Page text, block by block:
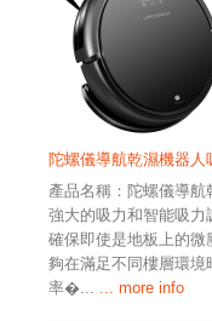
陀螺儀導航乾濕機器人
產品名稱：陀螺儀導
強大的吸力和智能吸力
確保即使是地板上的
夠在滿足不同樓層環境
率�...
... more info